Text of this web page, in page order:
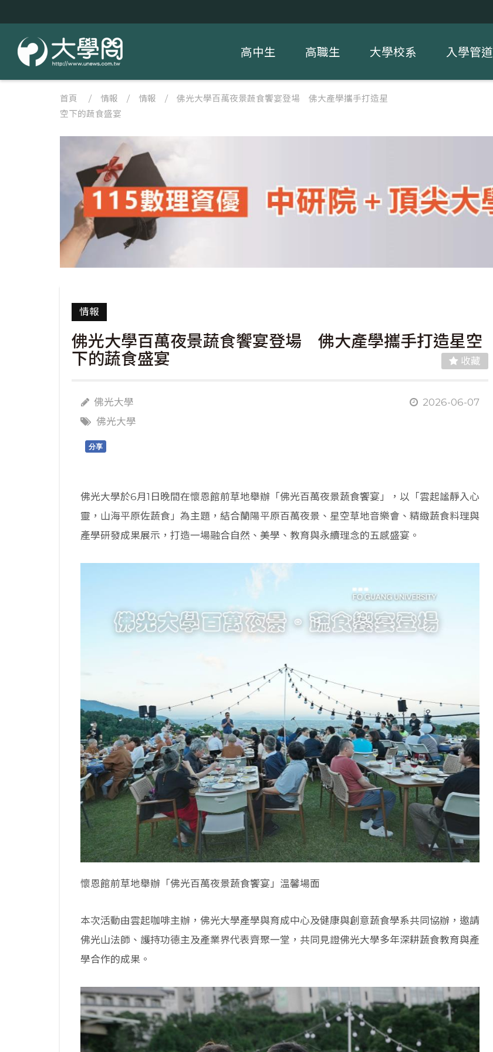
高中生 高職生 大學校系 入學管道
首頁 / 情報 / 情報 / 佛光大學百萬夜景蔬食饗宴登場 佛大產學攜手打造星
空下的蔬食盛宴
情報
佛光大學百萬夜景蔬食饗宴登場 佛大產學攜手打造星空
下的蔬食盛宴
收藏
佛光大學
2026-06-07
佛光大學
分享
佛光大學於6月1日晚間在懷恩館前草地舉辦「佛光百萬夜景蔬食饗宴」，以「雲起謐靜入心
靈，山海平原佐蔬食」為主題，結合蘭陽平原百萬夜景、星空草地音樂會、精緻蔬食料理與
產學研發成果展示，打造一場融合自然、美學、教育與永續理念的五感盛宴。
懷恩館前草地舉辦「佛光百萬夜景蔬食饗宴」溫馨場面
本次活動由雲起咖啡主辦，佛光大學產學與育成中心及健康與創意蔬食學系共同協辦，邀請
佛光山法師、護持功德主及產業界代表齊聚一堂，共同見證佛光大學多年深耕蔬食教育與產
學合作的成果。